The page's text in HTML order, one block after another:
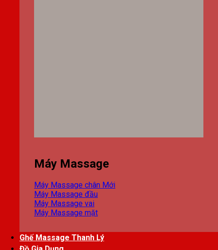
Máy Massage
Máy Massage chân
Máy Massage đầu
Máy Massage vai
Máy Massage mặt
Ghế Massage Thanh Lý